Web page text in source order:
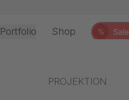
Office & Interior
Branchenwissen
Portfolio
PROJEKTION
Shop % Sale